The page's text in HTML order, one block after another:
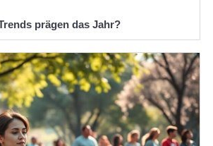
prägen das Jahr?